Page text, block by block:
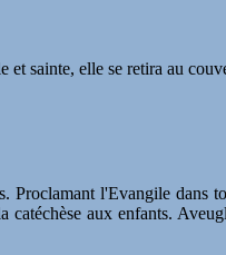
sainte, elle se retira au
Proclamant l'Evangile dans
aux enfants.